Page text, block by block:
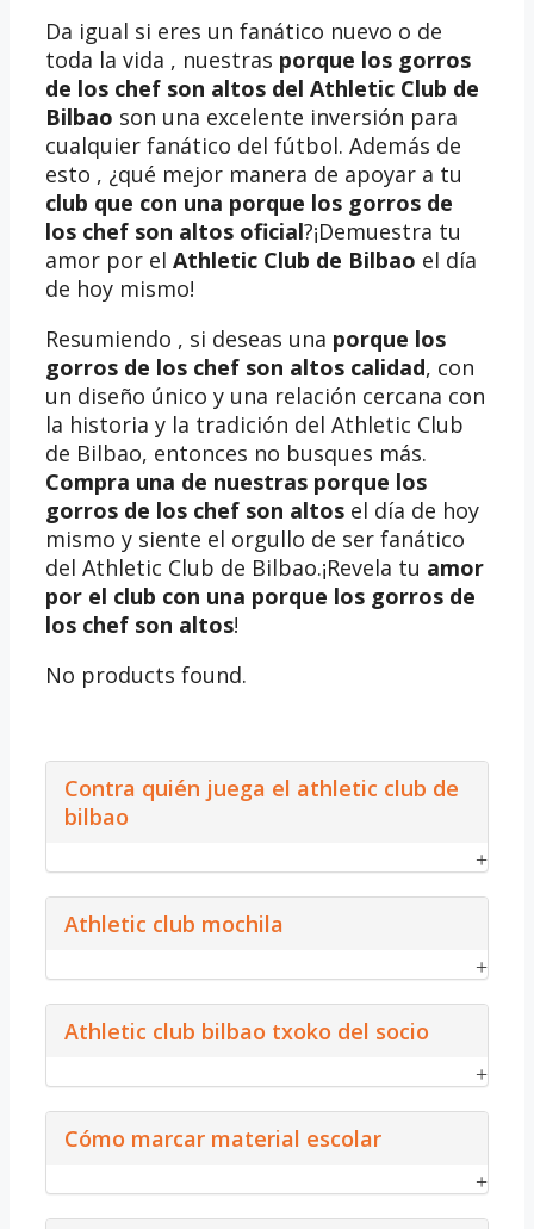
Da igual si eres un fanático nuevo o de
toda la vida , nuestras porque los gorros
de los chef son altos del Athletic Club de
Bilbao son una excelente inversión para
cualquier fanático del fútbol. Además de
esto , ¿qué mejor manera de apoyar a tu
club que con una porque los gorros de
los chef son altos oficial?¡Demuestra tu
amor por el Athletic Club de Bilbao el día
de hoy mismo!
Resumiendo , si deseas una porque los
gorros de los chef son altos calidad, con
un diseño único y una relación cercana con
la historia y la tradición del Athletic Club
de Bilbao, entonces no busques más.
Compra una de nuestras porque los
gorros de los chef son altos el día de hoy
mismo y siente el orgullo de ser fanático
del Athletic Club de Bilbao.¡Revela tu amor
por el club con una porque los gorros de
los chef son altos!
No products found.
Contra quién juega el athletic club de
bilbao
Athletic club mochila
Athletic club bilbao txoko del socio
Cómo marcar material escolar